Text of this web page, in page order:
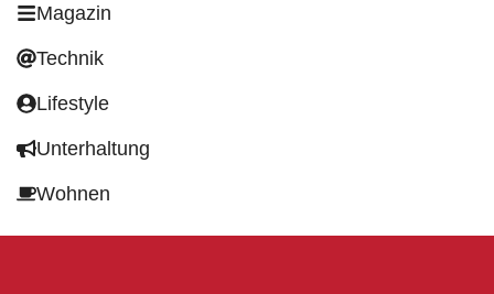
Magazin
Technik
Lifestyle
Unterhaltung
Wohnen